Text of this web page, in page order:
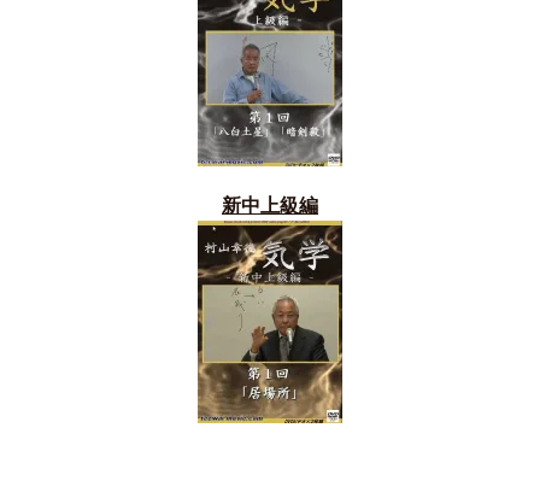
新中上級編